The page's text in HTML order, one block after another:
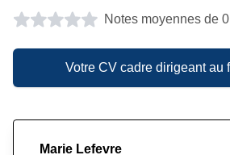
Notes moyennes de
Votre CV cadre dirigeant au
Marie Lefevre